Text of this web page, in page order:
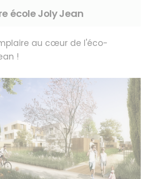
école Joly Jean
au cœur de l'éco-
!